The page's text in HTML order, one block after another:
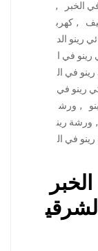
الخبر
,
, كهرب
رينو الد
رينو في ا
في ال
رينو في
, ورش
, ورشة رين
في ال